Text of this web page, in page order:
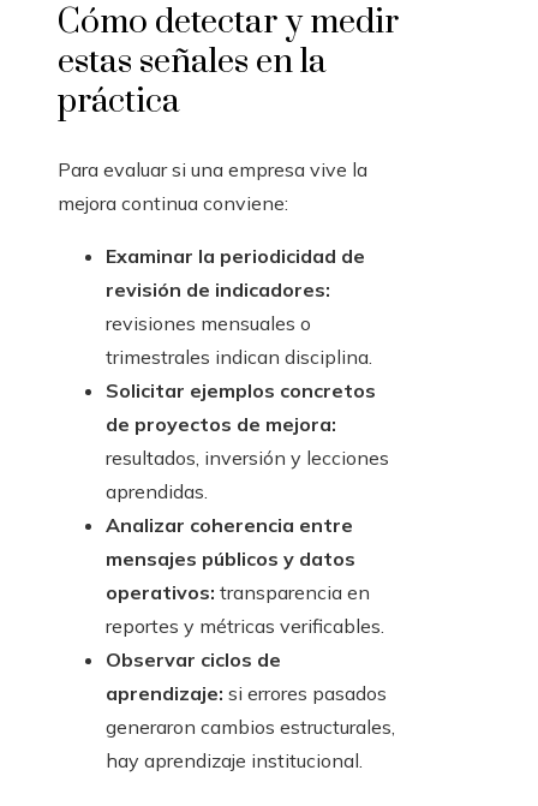
Cómo detectar y medir
estas señales en la
práctica
Para evaluar si una empresa vive la
mejora continua conviene:
Examinar la periodicidad de
revisión de indicadores:
revisiones mensuales o
trimestrales indican disciplina.
Solicitar ejemplos concretos
de proyectos de mejora:
resultados, inversión y lecciones
aprendidas.
Analizar coherencia entre
mensajes públicos y datos
operativos: transparencia en
reportes y métricas verificables.
Observar ciclos de
aprendizaje: si errores pasados
generaron cambios estructurales,
hay aprendizaje institucional.